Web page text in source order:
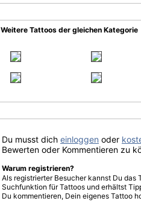
Weitere Tattoos der gleichen Kategorie
Du musst dich einloggen oder
Bewerten oder Kommentieren zu
Warum registrieren?
Als registrierter Besucher kannst Du
Suchfunktion für Tattoos und erhältst
Du kommentieren, Dein eigenes Tattoo